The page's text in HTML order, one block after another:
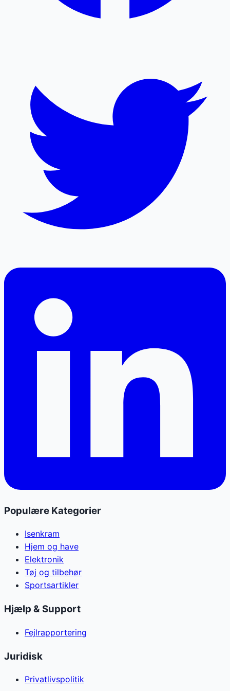
Populære Kategorier
Isenkram
Hjem og have
Elektronik
Tøj og tilbehør
Sportsartikler
Hjælp & Support
Fejlrapportering
Juridisk
Privatlivspolitik